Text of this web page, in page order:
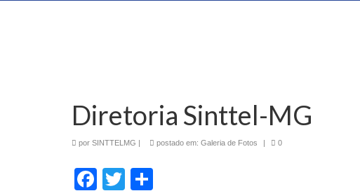
Diretoria Sinttel-MG
por SINTTELMG | postado em: Galeria de Fotos | 0
Facebook
Twitter